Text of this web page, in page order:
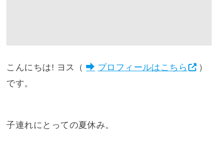
こんにちは! ヨス（ プロフィールはこちら
）
です。
子連れにとっての夏休み。